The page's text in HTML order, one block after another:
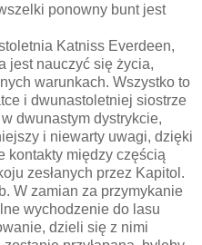
ponowny bunt jest
Katniss Everdeen,
jest nauczyć się życia,
warunkach. Wszystko to
i dwunastoletniej siostrze
dwunastym dystrykcie,
i niewarty uwagi, dzięki
kontakty między częścią
zesłanych przez Kapitol.
W zamian za przymykanie
wychodzenie do lasu
dzieli się z nimi